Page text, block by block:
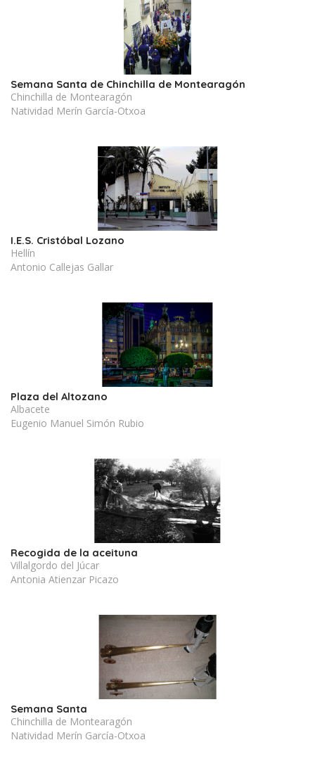
Semana Santa de Chinchilla de Montearagón
Chinchilla de Montearagón
Natividad Merín García-Otxoa
I.E.S. Cristóbal Lozano
Hellín
Antonio Callejas Gallar
Plaza del Altozano
Albacete
Eugenio Manuel Simón Rubio
Recogida de la aceituna
Villalgordo del Júcar
Antonia Atienzar Picazo
Semana Santa
Chinchilla de Montearagón
Natividad Merín García-Otxoa